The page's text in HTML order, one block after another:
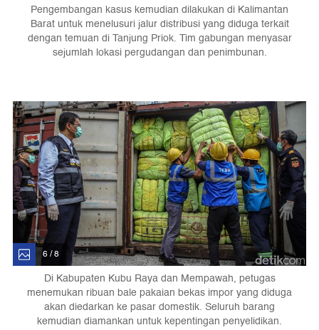
Pengembangan kasus kemudian dilakukan di Kalimantan
Barat untuk menelusuri jalur distribusi yang diduga terkait
dengan temuan di Tanjung Priok. Tim gabungan menyasar
sejumlah lokasi pergudangan dan penimbunan.
6 / 8
Di Kabupaten Kubu Raya dan Mempawah, petugas
menemukan ribuan bale pakaian bekas impor yang diduga
akan diedarkan ke pasar domestik. Seluruh barang
kemudian diamankan untuk kepentingan penyelidikan.